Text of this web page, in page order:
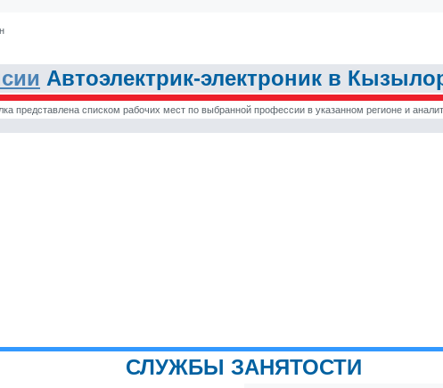
Автоэлектрик-электроник в
представлена списком рабочих мест по выбранной профессии в указанном регионе и
СЛУЖБЫ ЗАНЯТОСТИ